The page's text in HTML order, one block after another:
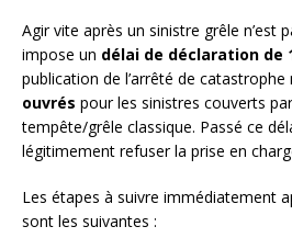
Agir vite après un sinistre grêle n’est
impose un délai de déclaration de
publication de l’arrêté de
ouvrés pour les sinistres couverts
tempête/grêle classique. Passé ce
légitimement refuser la prise en
Les étapes à suivre immédiatement
sont les suivantes :